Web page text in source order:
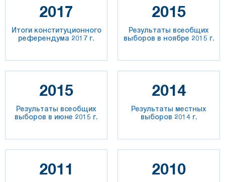
2017
Итоги конституционного
референдума 2017 г.
2015
Результаты всеобщих
выборов в ноябре 2015 г.
2015
Результаты всеобщих
выборов в июне 2015 г.
2014
Результаты местных
выборов 2014 г.
2011 2010